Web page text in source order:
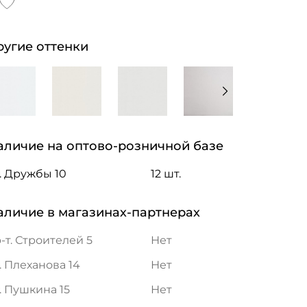
оттенки
на оптово-розничной базе
Дружбы 10 12 шт.
в магазинах-партнерах
т. Строителей 5
Нет
Плеханова 14
Нет
Пушкина 15
Нет